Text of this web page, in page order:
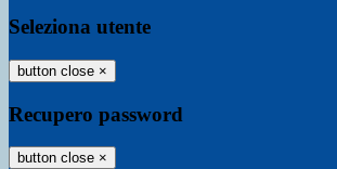
Seleziona utente
button close ×
Recupero password
button close ×